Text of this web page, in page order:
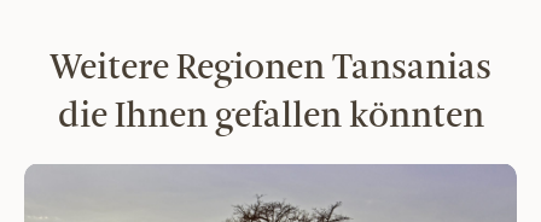
Weitere Regionen Tansanias
die Ihnen gefallen könnten